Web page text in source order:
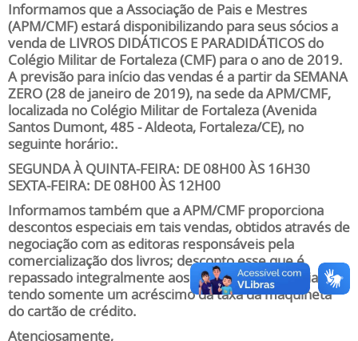
Informamos que a Associação de Pais e Mestres
(APM/CMF) estará disponibilizando para seus sócios a
venda de LIVROS DIDÁTICOS E PARADIDÁTICOSdo
Colégio Militar de Fortaleza (CMF) para o ano de 2019.
A previsão para início das vendas é a partir da SEMANA
ZERO (28 de janeiro de 2019), na sede da APM/CMF,
localizada no Colégio Militar de Fortaleza (Avenida
Santos Dumont, 485 - Aldeota, Fortaleza/CE), no
seguinte horário:.
SEGUNDA À QUINTA-FEIRA: DE 08H00 ÀS 16H30
SEXTA-FEIRA: DE 08H00 ÀS 12H00
Informamos também que a APM/CMF proporciona
descontos especiais em tais vendas, obtidos através de
negociação com as editoras responsáveis pela
comercialização dos livros; desconto esse que é
repassado integralmente aos sócios dessa associação,
tendo somente um acréscimo da taxa da maquineta
do cartão de crédito.
Atenciosamente,